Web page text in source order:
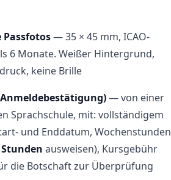
— 35 × 45 mm, ICAO-
6 Monate. Weißer Hintergrund,
keine Brille
— von einer
Sprachschule, mit: vollständigem
und Enddatum, Wochenstunden
ausweisen), Kursgebühr
die Botschaft zur Überprüfung